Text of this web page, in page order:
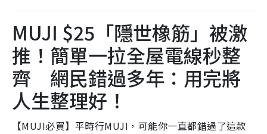
MUJI $25「隱世橡筋」被激
推！簡單一拉全屋電線秒整
齊 網民錯過多年：用完將
人生整理好！
【MUJI必買】平時行MUJI，可能你一直都錯過了這款